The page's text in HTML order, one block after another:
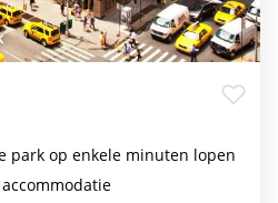
park op enkele minuten lopen